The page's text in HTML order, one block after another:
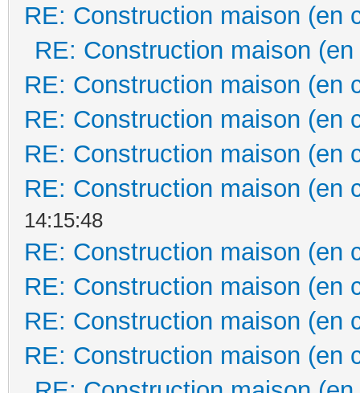
RE: Construction maison (en
RE: Construction maison
RE: Construction maison (en
RE: Construction maison (en
RE: Construction maison (en
RE: Construction maison (en
14:15:48
RE: Construction maison (en
RE: Construction maison (en
RE: Construction maison (en
RE: Construction maison (en